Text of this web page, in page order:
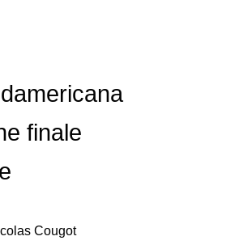
finale
Cougot